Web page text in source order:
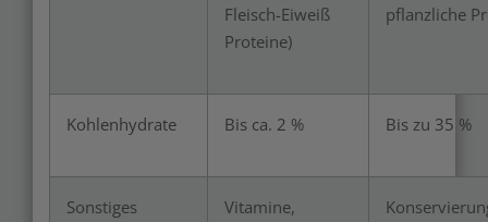
Fleisch-Eiweiß
Proteine)
pflanzliche
Kohlenhydrate Bis ca. 2 % Bis zu 35 %
Sonstiges
Vitamine,